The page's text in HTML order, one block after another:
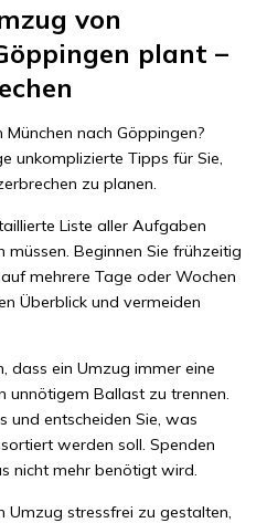
von
plant –
nach Göppingen?
unkomplizierte Tipps für Sie,
zu planen.
Liste aller Aufgaben
Beginnen Sie frühzeitig
mehrere Tage oder Wochen
Überblick und vermeiden
dass ein Umzug immer eine
unnötigem Ballast zu trennen.
und entscheiden Sie, was
werden soll. Spenden
nicht mehr benötigt wird.
Umzug stressfrei zu gestalten,